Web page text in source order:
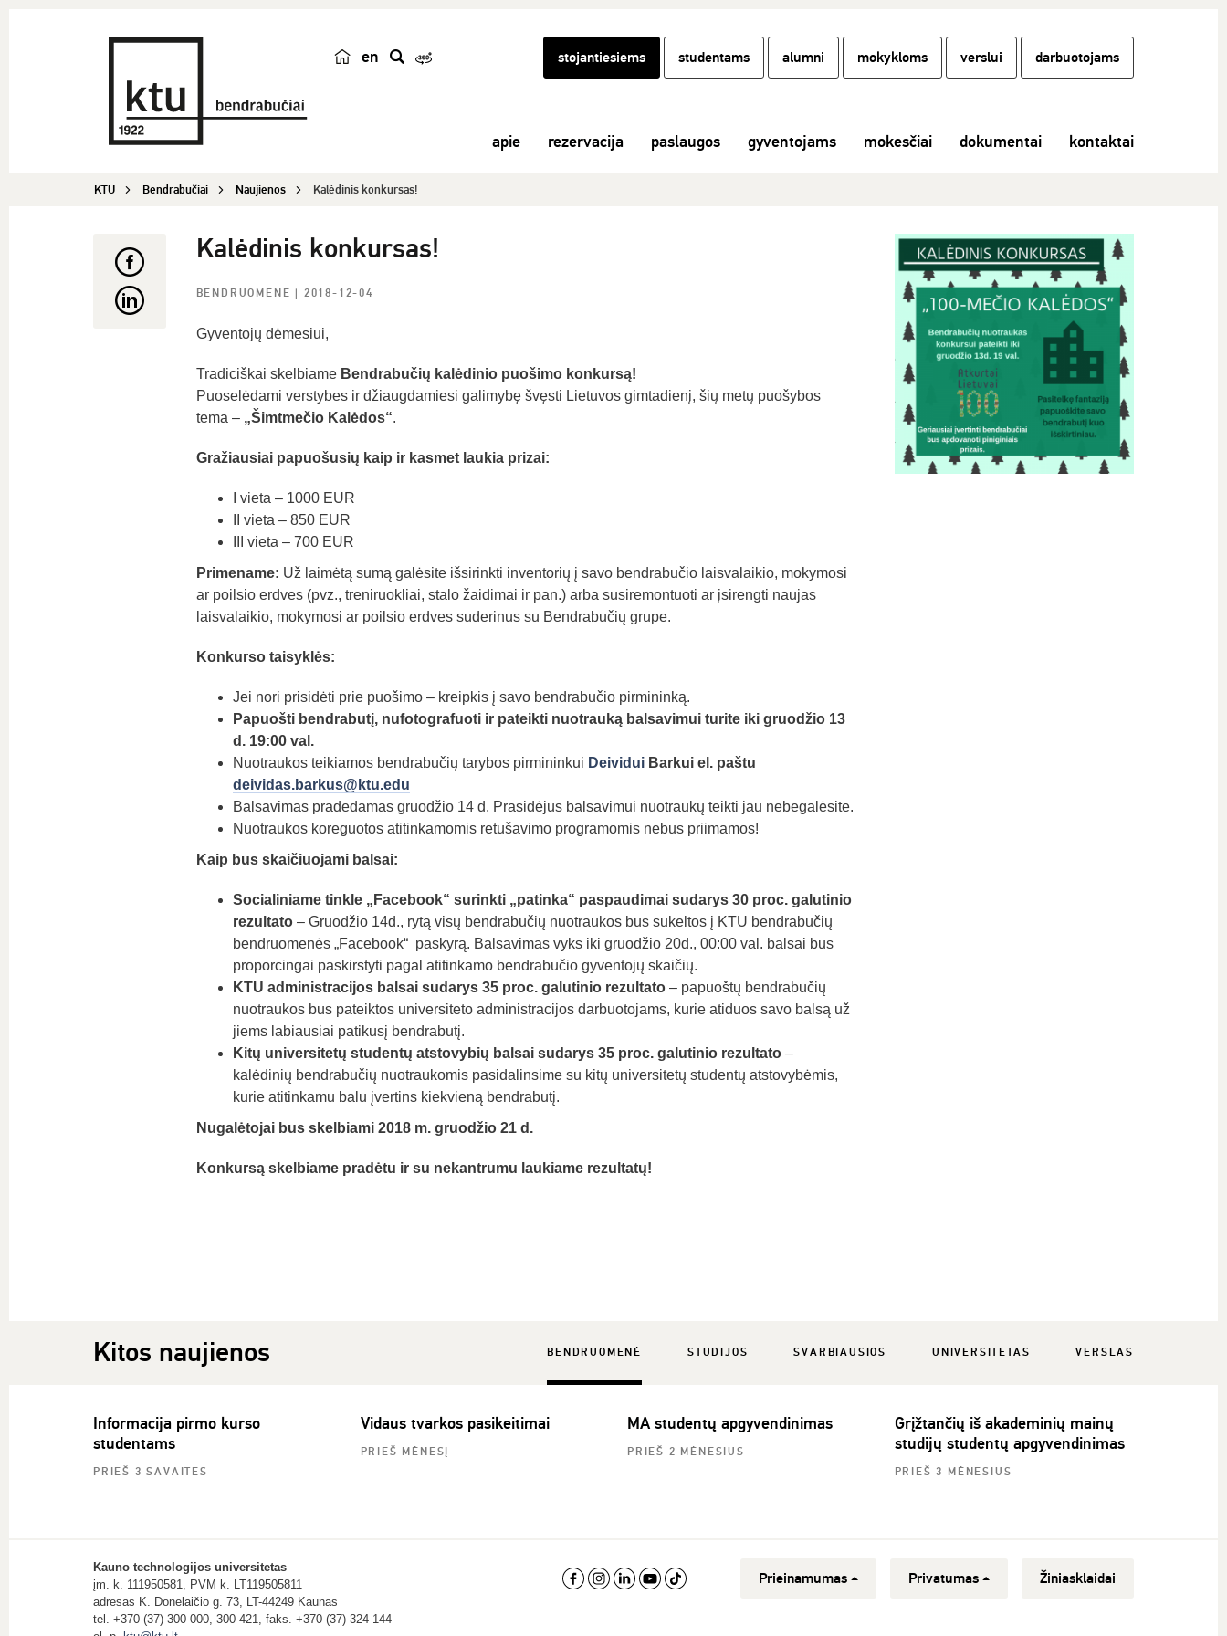
en
k
stojantiesiems studentams alumni mokykloms verslui darbuotojams
apie rezervacija paslaugos gyventojams mokesčiai dokumentai kontaktai
KTU Bendrabučiai Naujienos Kalėdinis konkursas!
Kalėdinis konkursas!
BENDRUOMENĖ | 2018-12-04
Gyventojų dėmesiui,
Tradiciškai skelbiame Bendrabučių kalėdinio puošimo konkursą!
Puoselėdami verstybes ir džiaugdamiesi galimybę švęsti Lietuvos gimtadienį, šių metų puošybos
tema – „Šimtmečio Kalėdos“.
Gražiausiai papuošusių kaip ir kasmet laukia prizai:
I vieta – 1000 EUR
II vieta – 850 EUR
III vieta – 700 EUR
Primename: Už laimėtą sumą galėsite išsirinkti inventorių į savo bendrabučio laisvalaikio, mokymosi
ar poilsio erdves (pvz., treniruokliai, stalo žaidimai ir pan.) arba susiremontuoti ar įsirengti naujas
laisvalaikio, mokymosi ar poilsio erdves suderinus su Bendrabučių grupe.
Konkurso taisyklės:
Jei nori prisidėti prie puošimo – kreipkis į savo bendrabučio pirmininką.
Papuošti bendrabutį, nufotografuoti ir pateikti nuotrauką balsavimui turite iki gruodžio 13
d. 19:00 val.
Nuotraukos teikiamos bendrabučių tarybos pirmininkui DeividuiBarkui el. paštu
deividas.barkus@ktu.edu
Balsavimas pradedamas gruodžio 14 d. Prasidėjus balsavimui nuotraukų teikti jau nebegalėsite.
Nuotraukos koreguotos atitinkamomis retušavimo programomis nebus priimamos!
Kaip bus skaičiuojami balsai:
Socialiniame tinkle „Facebook“ surinkti „patinka“ paspaudimai sudarys 30 proc. galutinio
rezultato– Gruodžio 14d., rytą visų bendrabučių nuotraukos bus sukeltos į KTU bendrabučių
bendruomenės „Facebook“ paskyrą. Balsavimas vyks iki gruodžio 20d., 00:00 val. balsai bus
proporcingai paskirstyti pagal atitinkamo bendrabučio gyventojų skaičių.
KTU administracijos balsai sudarys 35 proc. galutinio rezultato– papuoštų bendrabučių
nuotraukos bus pateiktos universiteto administracijos darbuotojams, kurie atiduos savo balsą už
jiems labiausiai patikusį bendrabutį.
Kitų universitetų studentų atstovybių balsai sudarys 35 proc. galutinio rezultato–
kalėdinių bendrabučių nuotraukomis pasidalinsime su kitų universitetų studentų atstovybėmis,
kurie atitinkamu balu įvertins kiekvieną bendrabutį.
Nugalėtojai bus skelbiami 2018 m. gruodžio 21 d.
Konkursą skelbiame pradėtu ir su nekantrumu laukiame rezultatų!
Kitos naujienos BENDRUOMENĖ STUDIJOS SVARBIAUSIOS UNIVERSITETAS VERSLAS
Informacija pirmo kurso
studentams
PRIEŠ 3 SAVAITES
Vidaus tvarkos pasikeitimai
PRIEŠ MĖNESĮ
MA studentų apgyvendinimas
PRIEŠ 2 MĖNESIUS
Grįžtančių iš akademinių mainų
studijų studentų apgyvendinimas
PRIEŠ 3 MĖNESIUS
Kauno technologijos universitetas
įm. k. 111950581, PVM k. LT119505811
adresas K. Donelaičio g. 73, LT-44249 Kaunas
tel. +370 (37) 300 000, 300 421, faks. +370 (37) 324 144
Prieinamumas Privatumas Žiniasklaidai